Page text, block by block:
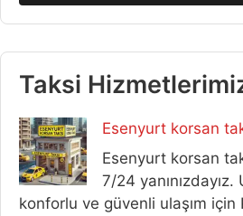
Taksi
Esenyurt korsan
Esenyurt korsan
7/24 yanınızdayız.
konforlu ve güvenli ulaşım için